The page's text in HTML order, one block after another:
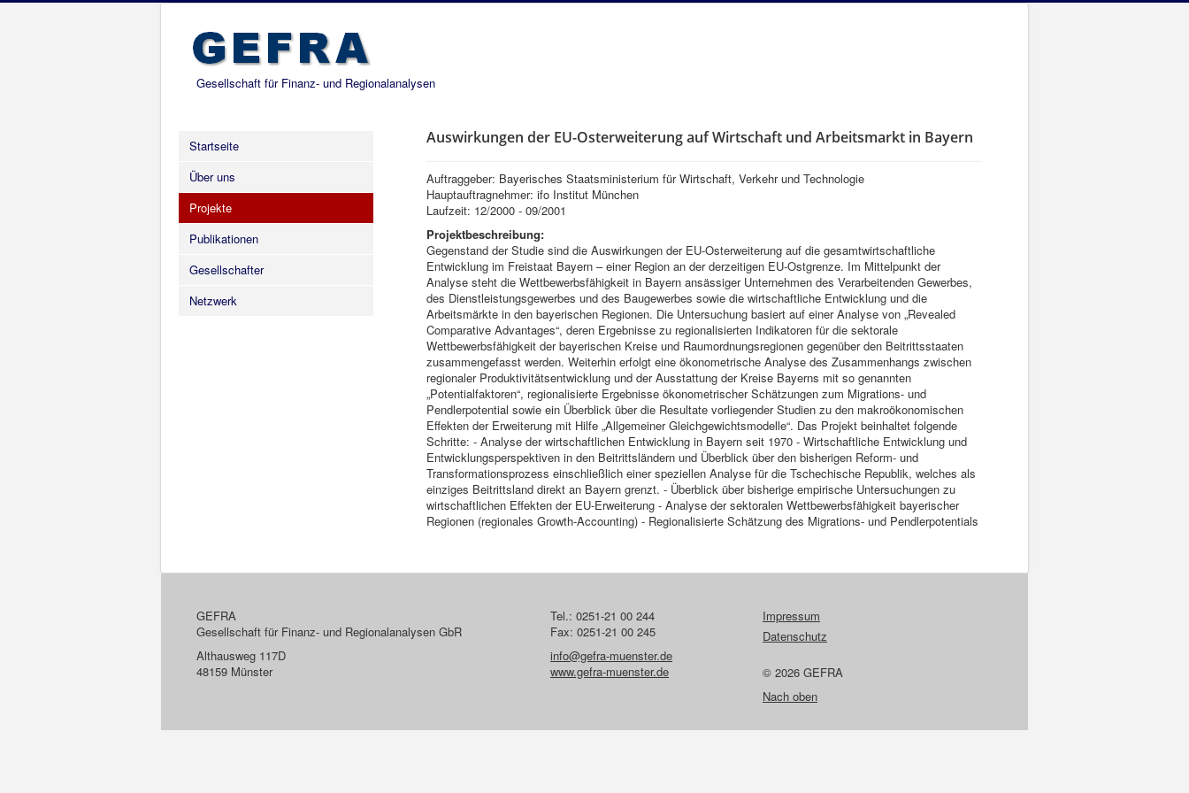
Gesellschaft für Finanz- und Regionalanalysen
Startseite
Über uns
Projekte
Publikationen
Gesellschafter
Netzwerk
Auswirkungen der EU-Osterweiterung auf Wirtschaft und Arbeitsmarkt in Bayern
Auftraggeber: Bayerisches Staatsministerium für Wirtschaft, Verkehr und Technologie
Hauptauftragnehmer: ifo Institut München
Laufzeit: 12/2000 - 09/2001
Projektbeschreibung:
Gegenstand der Studie sind die Auswirkungen der EU-Osterweiterung auf die gesamtwirtschaftliche
Entwicklung im Freistaat Bayern – einer Region an der derzeitigen EU-Ostgrenze. Im Mittelpunkt der
Analyse steht die Wettbewerbsfähigkeit in Bayern ansässiger Unternehmen des Verarbeitenden Gewerbes,
des Dienstleistungsgewerbes und des Baugewerbes sowie die wirtschaftliche Entwicklung und die
Arbeitsmärkte in den bayerischen Regionen. Die Untersuchung basiert auf einer Analyse von „Revealed
Comparative Advantages“, deren Ergebnisse zu regionalisierten Indikatoren für die sektorale
Wettbewerbsfähigkeit der bayerischen Kreise und Raumordnungsregionen gegenüber den Beitrittsstaaten
zusammengefasst werden. Weiterhin erfolgt eine ökonometrische Analyse des Zusammenhangs zwischen
regionaler Produktivitätsentwicklung und der Ausstattung der Kreise Bayerns mit so genannten
„Potentialfaktoren“, regionalisierte Ergebnisse ökonometrischer Schätzungen zum Migrations- und
Pendlerpotential sowie ein Überblick über die Resultate vorliegender Studien zu den makroökonomischen
Effekten der Erweiterung mit Hilfe „Allgemeiner Gleichgewichtsmodelle“. Das Projekt beinhaltet folgende
Schritte: - Analyse der wirtschaftlichen Entwicklung in Bayern seit 1970 - Wirtschaftliche Entwicklung und
Entwicklungsperspektiven in den Beitrittsländern und Überblick über den bisherigen Reform- und
Transformationsprozess einschließlich einer speziellen Analyse für die Tschechische Republik, welches als
einziges Beitrittsland direkt an Bayern grenzt. - Überblick über bisherige empirische Untersuchungen zu
wirtschaftlichen Effekten der EU-Erweiterung - Analyse der sektoralen Wettbewerbsfähigkeit bayerischer
Regionen (regionales Growth-Accounting) - Regionalisierte Schätzung des Migrations- und Pendlerpotentials
GEFRA
Gesellschaft für Finanz- und Regionalanalysen GbR
Althausweg 117D
48159 Münster
Tel.: 0251-21 00 244
Fax: 0251-21 00 245
info@gefra-muenster.de
www.gefra-muenster.de
Impressum
Datenschutz
© 2026 GEFRA
Nach oben